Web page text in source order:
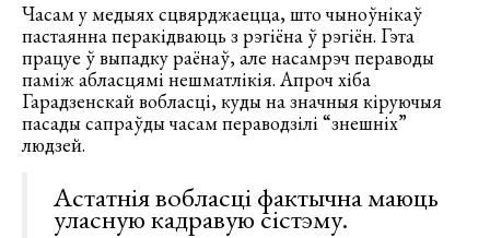
Часам у медыях сцвярджаецца, што чыноўнікаў
пастаянна перакідваюць з рэгіёна ў рэгіён. Гэта
працуе ў выпадку раёнаў, але насамрэч пераводы
паміж абласцямі нешматлікія. Апроч хіба
Гарадзенскай вобласці, куды на значныя кіруючыя
пасады сапраўды часам пераводзілі “знешніх”
людзей.
Астатнія вобласці фактычна маюць
уласную кадравую сістэму.